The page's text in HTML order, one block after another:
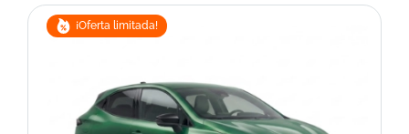
¡Oferta limitada!